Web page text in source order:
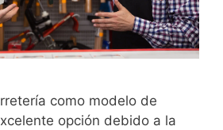
como modelo de
opción debido a la